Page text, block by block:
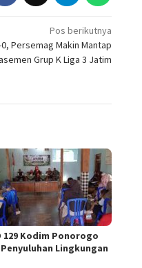
Pos berikutnya
Persemag Makin Mantap
Grup K Liga 3 Jatim
129 Kodim Ponorogo
Lingkungan